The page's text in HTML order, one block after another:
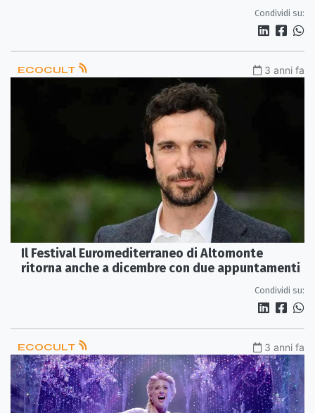
Condividi su:
ECOCULT 3 anni fa
Il Festival Euromediterraneo di Altomonte
ritorna anche a dicembre con due appuntamenti
Condividi su:
ECOCULT 3 anni fa